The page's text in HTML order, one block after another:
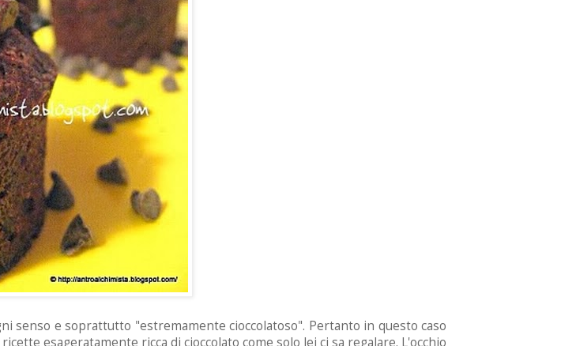
senso e soprattutto "estremamente cioccolatoso". Pertanto in questo caso
ricette esageratamente ricca di cioccolato come solo lei ci sa regalare. L'occhio